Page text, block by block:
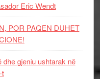
Eric Wendt
POR PAQEN DUHET
gjeniu ushtarak në
t